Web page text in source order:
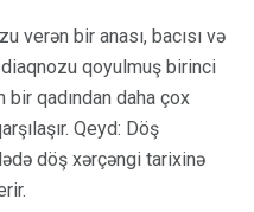
verən bir anası, bacısı və
diaqnozu qoyulmuş birinci
bir qadından daha çox
Qeyd: Döş
döş xərçəngi tarixinə